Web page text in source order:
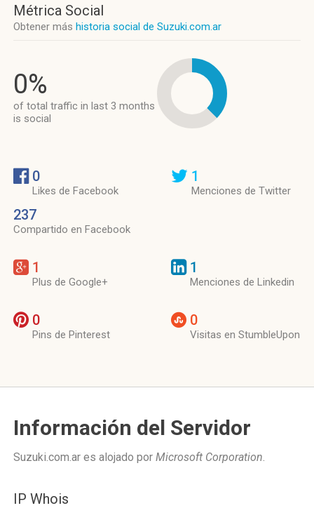
Métrica Social
Obtener más historia social de Suzuki.com.ar
0%
of total traffic in last 3 months
is social
0
Likes de Facebook
237
Compartido en Facebook
1
Menciones de Twitter
1
Plus de Google+
1
Menciones de Linkedin
0
Pins de Pinterest
0
Visitas en StumbleUpon
Información del Servidor
Suzuki.com.ar es alojado por Microsoft Corporation.
IP Whois